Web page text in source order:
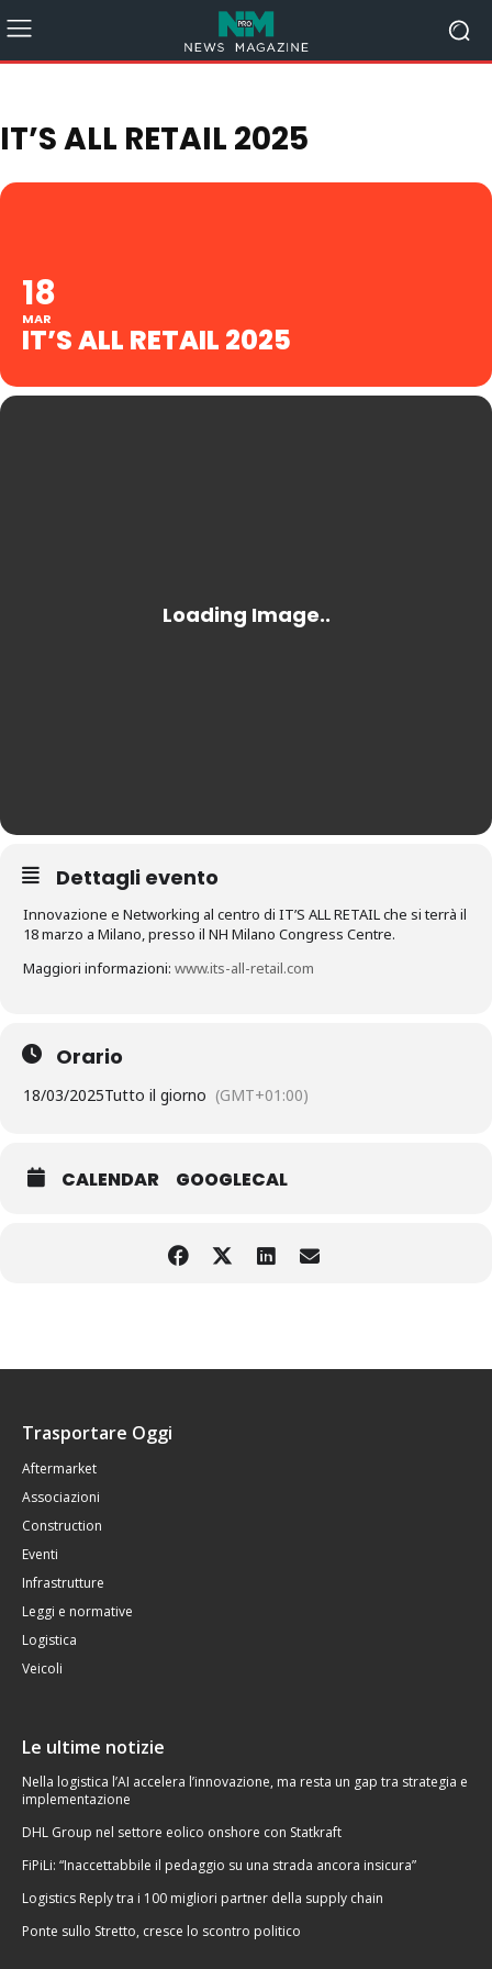
IT’S ALL RETAIL 2025
18
MAR
IT’S ALL RETAIL 2025
Dettagli evento
Innovazione e Networking al centro di IT’S ALL RETAIL che si terrà il
18 marzo a Milano, presso il NH Milano Congress Centre.
Maggiori informazioni: www.its-all-retail.com
Orario
18/03/2025Tutto il giorno (GMT+01:00)
CALENDAR GOOGLECAL
Trasportare Oggi
Aftermarket
Associazioni
Construction
Eventi
Infrastrutture
Leggi e normative
Logistica
Veicoli
Le ultime notizie
Nella logistica l’AI accelera l’innovazione, ma resta un gap tra strategia e
implementazione
DHL Group nel settore eolico onshore con Statkraft
FiPiLi: “Inaccettabbile il pedaggio su una strada ancora insicura”
Logistics Reply tra i 100 migliori partner della supply chain
Ponte sullo Stretto, cresce lo scontro politico